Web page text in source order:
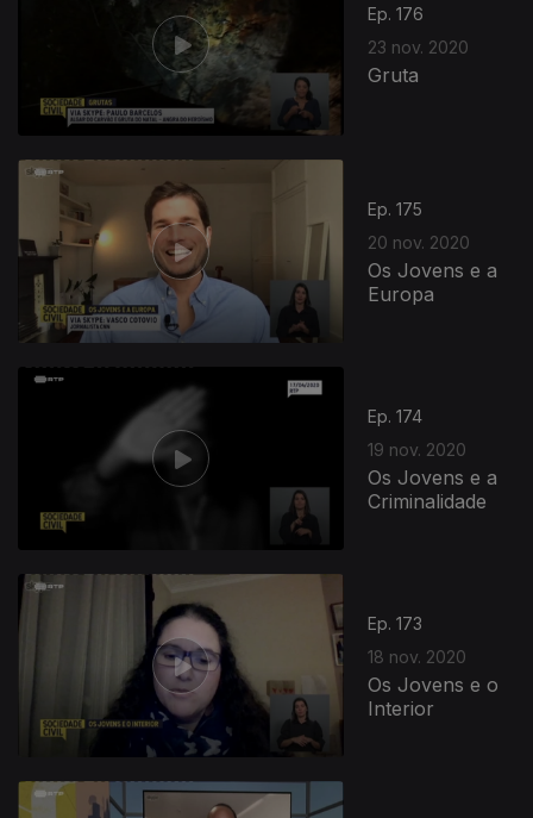
Ep. 176
23 nov. 2020
Gruta
Ep. 175
20 nov. 2020
Os Jovens e a
Europa
Ep. 174
19 nov. 2020
Os Jovens e a
Criminalidade
Ep. 173
18 nov. 2020
Os Jovens e o
Interior